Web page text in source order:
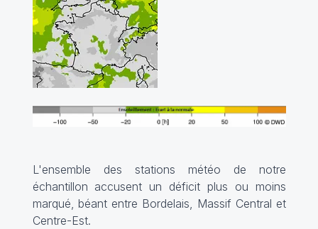
L'ensemble des stations météo de notre
échantillon accusent un déficit plus ou moins
marqué, béant entre Bordelais, Massif Central et
Centre-Est.